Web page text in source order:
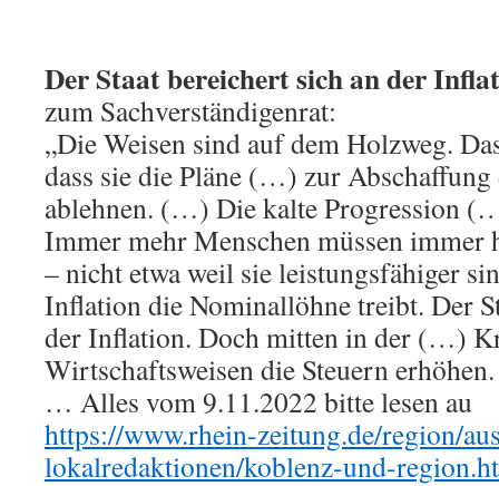
Der Staat bereichert sich an der
zum Sachverständigenrat:
„Die Weisen sind auf dem Holzweg.
dass sie die Pläne (…) zur
ablehnen. (…) Die kalte Progression
Immer mehr Menschen müssen immer
– nicht etwa weil sie leistungsfähiger
Inflation die Nominallöhne treibt. Der
der Inflation. Doch mitten in der (…)
Wirtschaftsweisen die Steuern
… Alles vom 9.11.2022 bitte lesen au
https://www.rhein-zeitung.de/region/
lokalredaktionen/koblenz-und-